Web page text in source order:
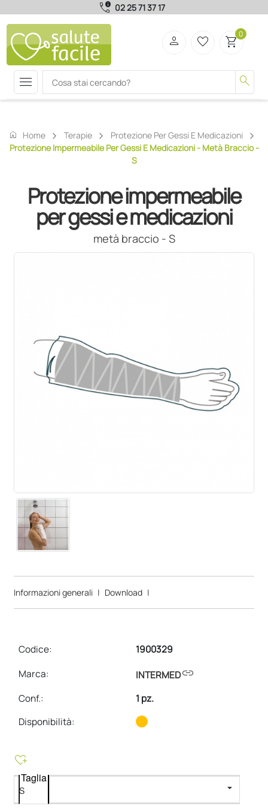
call_quality 02 25 71 37 17
menu search
person favorite_border shopping_cart0
home Home Terapie
Protezione Per Gessi E Medicazioni
Protezione Impermeabile Per Gessi E Medicazioni - Metà Braccio -
S
Protezione impermeabile
per gessi e medicazioni
metà braccio - S
Informazioni generali | Download |
Codice:
1900329
Marca:
INTERMEDlink
Conf.:
1 pz.
Disponibilità:
heart_plus
Taglia